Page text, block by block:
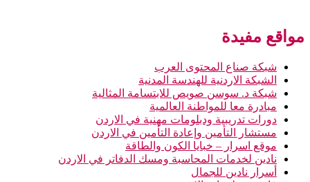
مواقع مفيدة
شبكة صناع المحتوى العرب
الشبكة الاردنية للهندسة المدنية
شبكة د. سوسن صويص للابتسامة المثالية
مبادرة معا للمواطنة العالمية
دورات تدريبية ودبلومات مهنية في الاردن
مستشار التأمين وإعادة التأمين في الاردن
موقع اسرار – خبايا الكون والطاقة
نادين لخدمات المحاسبة ومسك الدفاتر في الاردن
أسرار نادين للجمال